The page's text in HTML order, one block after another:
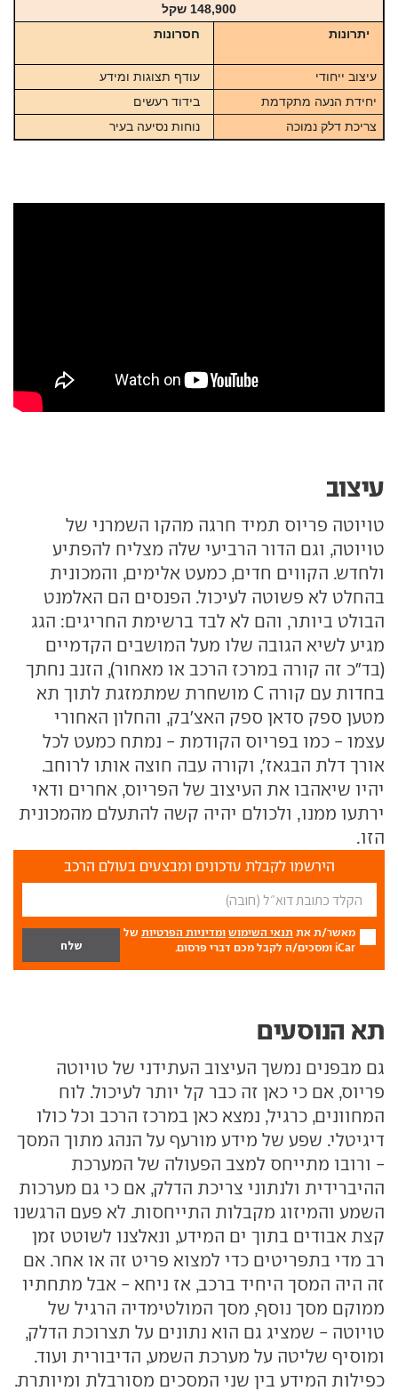
148,900 שקל
יתרונות
חסרונות
עיצוב ייחודי
עודף תצוגות ומידע
יחידת הנעה מתקדמת
בידוד רעשים
צריכת דלק נמוכה
נוחות נסיעה בעיר
עיצוב
טויוטה פריוס תמיד חרגה מהקו השמרני של
טויוטה, וגם הדור הרביעי שלה מצליח להפתיע
ולחדש. הקווים חדים, כמעט אלימים, והמכונית
בהחלט לא פשוטה לעיכול. הפנסים הם האלמנט
הבולט ביותר, והם לא לבד ברשימת החריגים: הגג
מגיע לשיא הגובה שלו מעל המושבים הקדמיים
(בד"כ זה קורה במרכז הרכב או מאחור), הזנב נחתך
בחדות עם קורה C מושחרת שמתמזגת לתוך תא
מטען ספק סדאן ספק האצ'בק, והחלון האחורי
עצמו - כמו בפריוס הקודמת - נמתח כמעט לכל
אורך דלת הבגאז', וקורה עבה חוצה אותו לרוחב.
יהיו שיאהבו את העיצוב של הפריוס, אחרים ודאי
ירתעו ממנו, ולכולם יהיה קשה להתעלם מהמכונית
הזו.
הירשמו לקבלת עדכונים ומבצעים בעולם הרכב
מאשר/ת את תנאי השימוש ומדיניות הפרטיות של
iCar ומסכים/ה לקבל מכם דברי פרסום.
תא הנוסעים
גם מבפנים נמשך העיצוב העתידני של טויוטה
פריוס, אם כי כאן זה כבר קל יותר לעיכול. לוח
המחוונים, כרגיל, נמצא כאן במרכז הרכב וכל כולו
דיגיטלי. שפע של מידע מורעף על הנהג מתוך המסך
- ורובו מתייחס למצב הפעולה של המערכת
ההיברידית ולנתוני צריכת הדלק, אם כי גם מערכות
השמע והמיזוג מקבלות התייחסות. לא פעם הרגשנו
קצת אבודים בתוך ים המידע, ונאלצנו לשוטט זמן
רב מדי בתפריטים כדי למצוא פריט זה או אחר. אם
זה היה המסך היחיד ברכב, אז ניחא - אבל מתחתיו
ממוקם מסך נוסף, מסך המולטימדיה הרגיל של
טויוטה - שמציג גם הוא נתונים על תצרוכת הדלק,
ומוסיף שליטה על מערכת השמע, הדיבורית ועוד.
כפילות המידע בין שני המסכים מסורבלת ומיותרת.